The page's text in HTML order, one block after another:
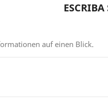
auf einen Blick.